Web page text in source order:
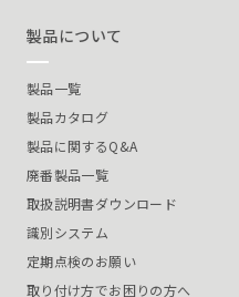
製品について
製品一覧
製品カタログ
製品に関するQ&A
廃番製品一覧
取扱説明書ダウンロード
識別システム
定期点検のお願い
取り付け方でお困りの方へ